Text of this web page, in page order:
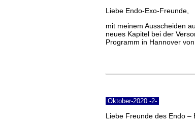
Liebe Endo-Exo-Freunde,
mit meinem Ausscheiden
neues Kapitel bei der
Programm in Hannover von
Oktober-2020 -2-
Liebe Freunde des Endo –